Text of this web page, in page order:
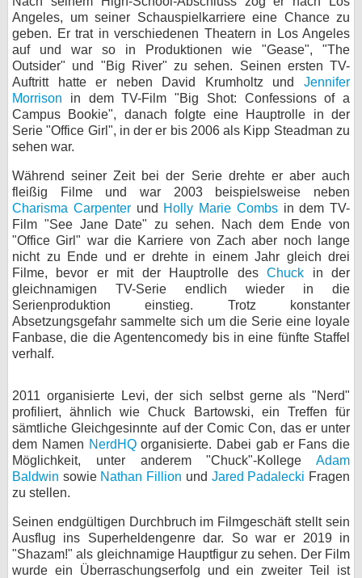
Angeles, um seiner Schauspielkarriere eine Chance zu
geben. Er trat in verschiedenen Theatern in Los Angeles
auf und war so in Produktionen wie "Gease", "The
Outsider" und "Big River" zu sehen. Seinen ersten TV-
Auftritt hatte er neben David Krumholtz und Jennifer
Morrison in dem TV-Film "Big Shot: Confessions of a
Campus Bookie", danach folgte eine Hauptrolle in der
Serie "Office Girl", in der er bis 2006 als Kipp Steadman zu
sehen war.
Während seiner Zeit bei der Serie drehte er aber auch
fleißig Filme und war 2003 beispielsweise neben
Charisma Carpenterund Holly Marie Combsin dem TV-
Film "See Jane Date" zu sehen. Nach dem Ende von
"Office Girl" war die Karriere von Zach aber noch lange
nicht zu Ende und er drehte in einem Jahr gleich drei
Filme, bevor er mit der Hauptrolle desChuck in der
gleichnamigen TV-Serie endlich wieder in die
Serienproduktion einstieg. Trotz konstanter
Absetzungsgefahr sammelte sich um die Serie eine loyale
Fanbase, die die Agentencomedy bis in eine fünfte Staffel
verhalf.
2011 organisierte Levi, der sich selbst gerne als "Nerd"
profiliert, ähnlich wie Chuck Bartowski, ein Treffen für
sämtliche Gleichgesinnte auf der Comic Con, das er unter
dem Namen NerdHQorganisierte. Dabei gab er Fans die
Möglichkeit, unter anderem "Chuck"-Kollege Adam
Baldwin sowie Nathan Fillion und Jared Padalecki Fragen
zu stellen.
Seinen endgültigen Durchbruch im Filmgeschäft stellt sein
Ausflug ins Superheldengenre dar. So war er 2019 in
"Shazam!" als gleichnamige Hauptfigur zu sehen. Der Film
wurde ein Überraschungserfolg und ein zweiter Teil ist
Datenschutz
Cookie-Einstellungen
Impressum
Desktop-Ansicht
myFanbase